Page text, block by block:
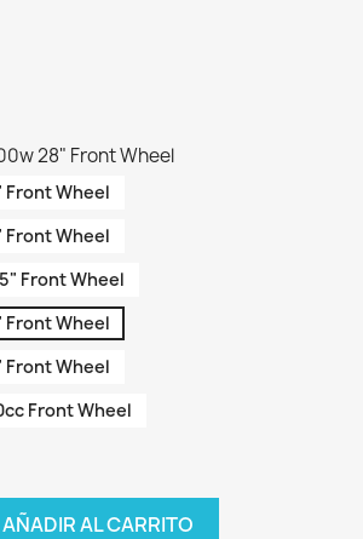
28" Front Wheel
Front Wheel
Front Wheel
Front Wheel
Front Wheel
Front Wheel
Front Wheel
AÑADIR AL CARRITO